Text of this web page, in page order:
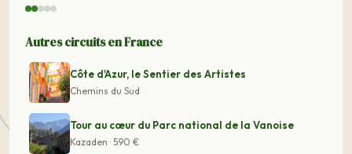
Autres circuits en France
Côte d'Azur, le Sentier des Artistes
Chemins du Sud
Tour au cœur du Parc national de la Vanoise
Kazaden · 590 €